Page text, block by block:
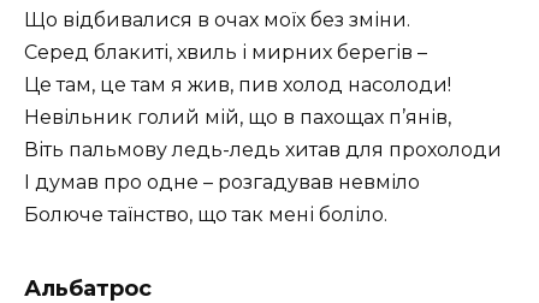
Що відбивалися в очах моїх без зміни.
Серед блакиті, хвиль і мирних берегів –
Це там, це там я жив, пив холод насолоди!
Невільник голий мій, що в пахощах п’янів,
Віть пальмову ледь-ледь хитав для прохолоди
I думав про одне – розгадував невміло
Болюче таїнство, що так мені боліло.
Альбатрос